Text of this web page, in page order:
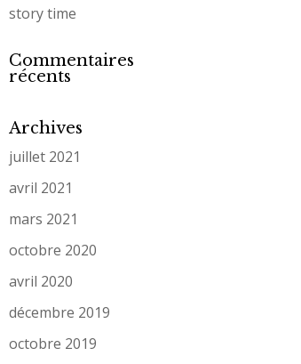
story time
Commentaires
récents
Archives
juillet 2021
avril 2021
mars 2021
octobre 2020
avril 2020
décembre 2019
octobre 2019